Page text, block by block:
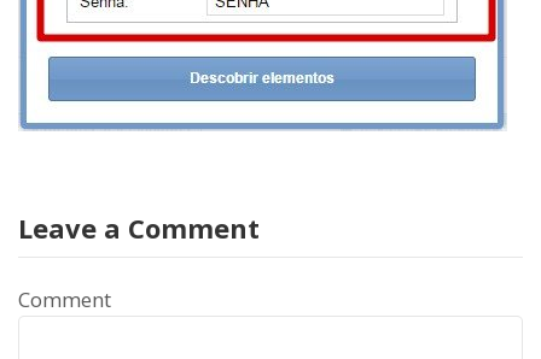
Leave a Comment
Comment